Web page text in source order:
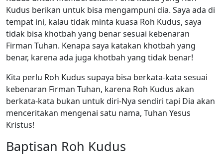
Kudus berikan untuk bisa mengampuni dia. Saya ada di
tempat ini, kalau tidak minta kuasa Roh Kudus, saya
tidak bisa khotbah yang benar sesuai kebenaran
Firman Tuhan. Kenapa saya katakan khotbah yang
benar, karena ada juga khotbah yang tidak benar!
Kita perlu Roh Kudus supaya bisa berkata-kata sesuai
kebenaran Firman Tuhan, karena Roh Kudus akan
berkata-kata bukan untuk diri-Nya sendiri tapi Dia akan
menceritakan mengenai satu nama, Tuhan Yesus
Kristus!
Baptisan Roh Kudus